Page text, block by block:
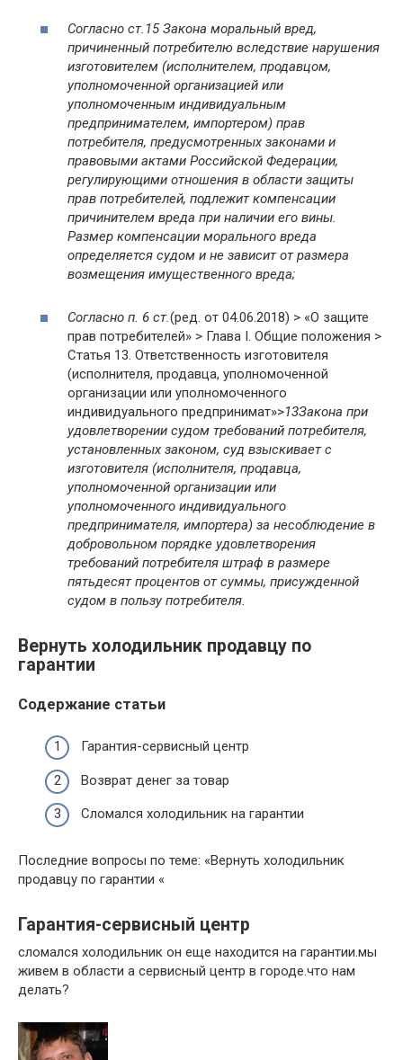
Согласно ст.15 Закона моральный вред,
причиненный потребителю вследствие нарушения
изготовителем (исполнителем, продавцом,
уполномоченной организацией или
уполномоченным индивидуальным
предпринимателем, импортером) прав
потребителя, предусмотренных законами и
правовыми актами Российской Федерации,
регулирующими отношения в области защиты
прав потребителей, подлежит компенсации
причинителем вреда при наличии его вины.
Размер компенсации морального вреда
определяется судом и не зависит от размера
возмещения имущественного вреда;
Согласно п. 6 ст.(ред. от 04.06.2018) > «О защите
прав потребителей» > Глава I. Общие положения >
Статья 13. Ответственность изготовителя
(исполнителя, продавца, уполномоченной
организации или уполномоченного
индивидуального предпринимат»>13Закона при
удовлетворении судом требований потребителя,
установленных законом, суд взыскивает с
изготовителя (исполнителя, продавца,
уполномоченной организации или
уполномоченного индивидуального
предпринимателя, импортера) за несоблюдение в
добровольном порядке удовлетворения
требований потребителя штраф в размере
пятьдесят процентов от суммы, присужденной
судом в пользу потребителя.
Вернуть холодильник продавцу по
гарантии
Содержание статьи
Гарантия-сервисный центр
Возврат денег за товар
Сломался холодильник на гарантии
Последние вопросы по теме: «Вернуть холодильник
продавцу по гарантии «
Гарантия-сервисный центр
сломался холодильник он еще находится на гарантии.мы
живем в области а сервисный центр в городе.что нам
делать?